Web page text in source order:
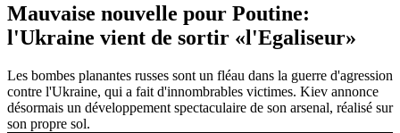
Mauvaise nouvelle pour Poutine:
l'Ukraine vient de sortir «l'Egaliseur»
Les bombes planantes russes sont un fléau dans la guerre d'agression
contre l'Ukraine, qui a fait d'innombrables victimes. Kiev annonce
désormais un développement spectaculaire de son arsenal, réalisé sur
son propre sol.